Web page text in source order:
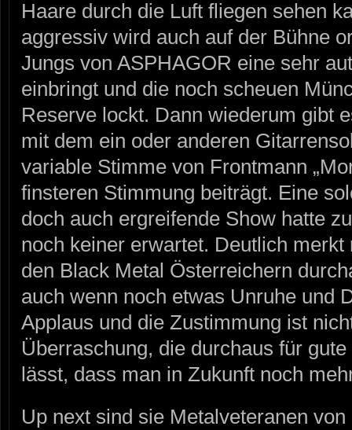
Haare durch die Luft fliegen sehen
aggressiv wird auch auf der Bühne
Jungs von ASPHAGOR eine sehr
einbringt und die noch scheuen
Reserve lockt. Dann wiederum gibt
mit dem ein oder anderen
variable Stimme von Frontmann
finsteren Stimmung beiträgt. Eine
doch auch ergreifende Show hatte
noch keiner erwartet. Deutlich
den Black Metal Österreichern
auch wenn noch etwas Unruhe und
Applaus und die Zustimmung ist
Überraschung, die durchaus für
lässt, dass man in Zukunft noch
Up next sind sie Metalveteranen